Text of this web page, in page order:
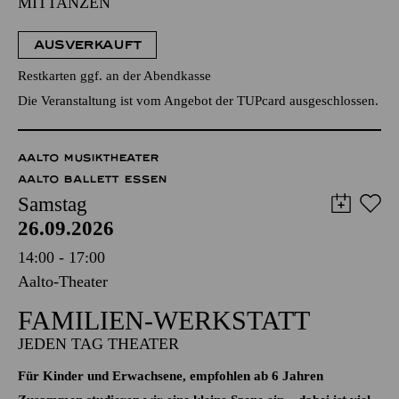
AUSVERKAUFT
Restkarten ggf. an der Abendkasse
Die Veranstaltung ist vom Angebot der TUPcard ausgeschlossen.
AALTO MUSIKTHEATER
AALTO BALLETT ESSEN
Samstag
26.09.2026
14:00 - 17:00
Aalto-Theater
FAMILIEN-WERKSTATT
JEDEN TAG THEATER
Für Kinder und Erwachsene, empfohlen ab 6 Jahren